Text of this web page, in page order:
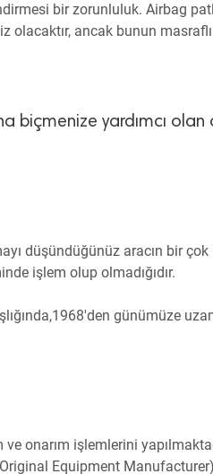
bir zorunluluk. Airbag
olacaktır, ancak bunun
biçmenize yardımcı olan
düşündüğünüz aracın bir çok
işlem olup olmadığıdır.
günümüze
onarım işlemlerini
Equipment Manufacturer)